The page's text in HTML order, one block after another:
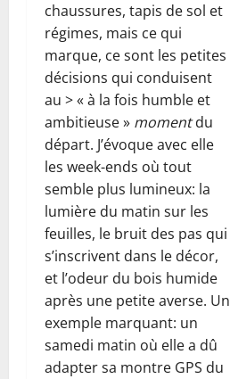
chaussures, tapis de sol et
régimes, mais ce qui
marque, ce sont les petites
décisions qui conduisent
au > « à la fois humble et
ambitieuse » momentdu
départ. J’évoque avec elle
les week-ends où tout
semble plus lumineux: la
lumière du matin sur les
feuilles, le bruit des pas qui
s’inscrivent dans le décor,
et l’odeur du bois humide
après une petite averse. Un
exemple marquant: un
samedi matin où elle a dû
adapter sa montre GPS du